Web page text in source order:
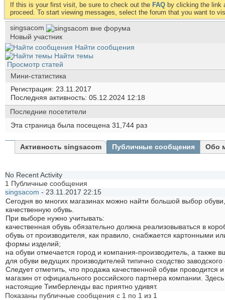
If this is your first visit, be sure to check out the FAQ by clicking the link
proceed. To start viewing messages, select the forum that you want to
singsacom
Новый участник
Найти сообщения
Найти темы
Просмотр статей
Мини-статистика
Регистрация
23.11.2017
Последняя активность 05.12.2024 12:18
Последние посетители
Эта страница была посещена 31,744 раз
Активность singsacom Публичные сообщения Обо
No Recent Activity
1 Публичные сообщения
singsacom - 23.11.2017 22:15
Сегодня во многих магазинах можно найти большой выбор
качественную обувь.
При выборе нужно учитывать:
качественная обувь обязательно должна реализовываться в
обувь от производителя, как правило, снабжается картонными
формы изделий;
на обуви отмечается город и компания-производитель, а также
для обуви ведущих производителей типично сходство
Следует отметить, что продажа качественной обуви проводится
магазин от официального российского партнера компании.
настоящие Тимберленды вас приятно удивят.
Показаны публичные сообщения с 1 по 1 из 1